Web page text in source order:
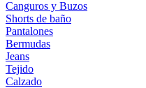
Canguros y Buzos
Shorts de baño
Pantalones
Bermudas
Jeans
Tejido
Calzado